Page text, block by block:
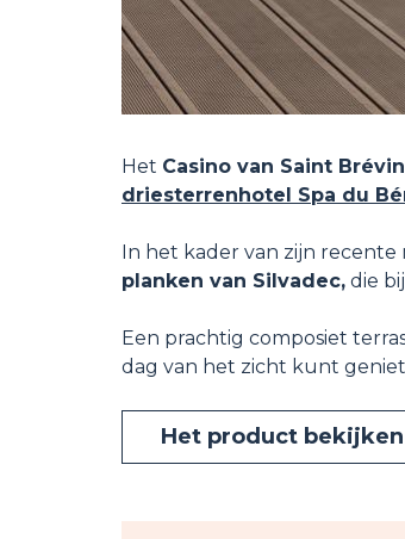
Het Casino van Saint Brévin
driesterrenhotel Spa du
In het kader van zijn
planken van Silvadec, die
Een prachtig composiet
dag van het zicht kunt
Het product bekijken